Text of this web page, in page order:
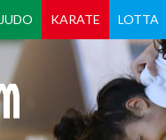
JUDO KARATE LOTTA